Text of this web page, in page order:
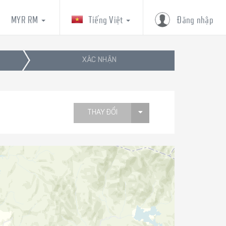
Đăng nhập
Tiếng Việt
MYR RM
XÁC NHẬN
THAY ĐỔI